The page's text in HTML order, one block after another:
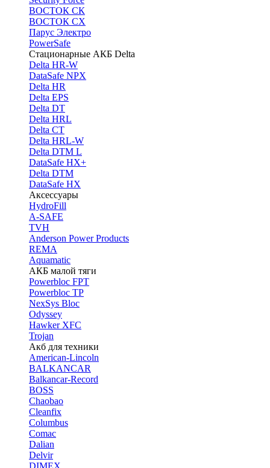
ВОСТОК СК
ВОСТОК СХ
Парус Электро
PowerSafe
Стационарные АКБ Delta
Delta HR-W
DataSafe NPX
Delta HR
Delta EPS
Delta DT
Delta HRL
Delta CT
Delta HRL-W
Delta DTM L
DataSafe HX+
Delta DTM
DataSafe HX
Аксессуары
HydroFill
A-SAFE
TVH
Anderson Power Products
REMA
Aquamatic
АКБ малой тяги
Powerbloc FPT
Powerbloc TP
NexSys Bloc
Odyssey
Hawker XFC
Trojan
Акб для техники
American-Lincoln
BALKANCAR
Balkancar-Record
BOSS
Chaobao
Cleanfix
Columbus
Comac
Dalian
Delvir
DIMEX